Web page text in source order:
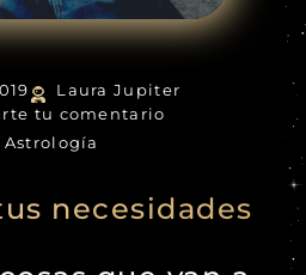
Laura Jupiter
tu comentario
Astrología
necesidades